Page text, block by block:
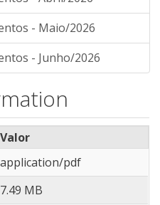
- Maio/2026
- Junho/2026
Valor
application/pdf
7.49 MB